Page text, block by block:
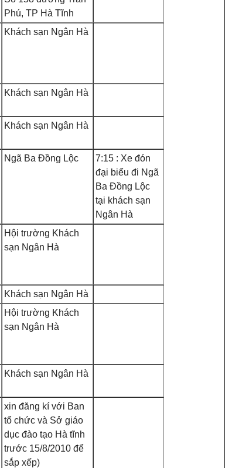
Phú, TP Hà Tĩnh
Khách sạn Ngân Hà
Khách sạn Ngân Hà
Khách sạn Ngân Hà
Ngã Ba Đồng Lộc 7:15 : Xe đón
đại biểu đi Ngã
Ba Đồng Lộc
tại khách sạn
Ngân Hà
Hội trường Khách
sạn Ngân Hà
Khách sạn Ngân Hà
Hội trường Khách
sạn Ngân Hà
Khách sạn Ngân Hà
xin đăng kí với Ban
tổ chức và Sở giáo
dục đào tạo Hà tĩnh
trước 15/8/2010 để
sắp xếp)